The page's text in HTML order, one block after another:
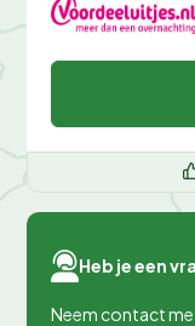
Heb je een
Neem contact